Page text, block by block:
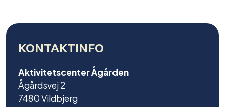
KONTAKTINFO
Aktivitetscenter Ågården
Ågårdsvej 2
7480 Vildbjerg